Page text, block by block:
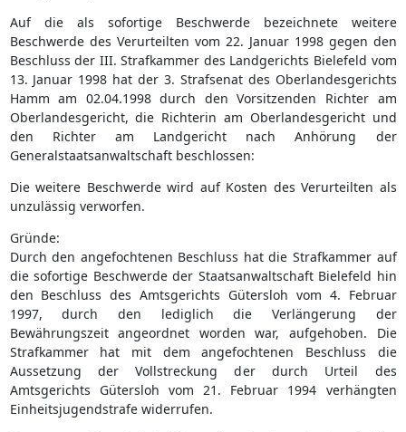
Auf die als sofortige Beschwerde bezeichnete weitere
Beschwerde des Verurteilten vom 22. Januar 1998 gegen den
Beschluss der III. Strafkammer des Landgerichts Bielefeld vom
13. Januar 1998 hat der 3. Strafsenat des Oberlandesgerichts
Hamm am 02.04.1998 durch den Vorsitzenden Richter am
Oberlandesgericht, die Richterin am Oberlandesgericht und
den Richter am Landgericht nach Anhörung der
Generalstaatsanwaltschaft beschlossen:
Die weitere Beschwerde wird auf Kosten des Verurteilten als
unzulässig verworfen.
Gründe:
Durch den angefochtenen Beschluss hat die Strafkammer auf
die sofortige Beschwerde der Staatsanwaltschaft Bielefeld hin
den Beschluss des Amtsgerichts Gütersloh vom 4. Februar
1997, durch den lediglich die Verlängerung der
Bewährungszeit angeordnet worden war, aufgehoben. Die
Strafkammer hat mit dem angefochtenen Beschluss die
Aussetzung der Vollstreckung der durch Urteil des
Amtsgerichts Gütersloh vom 21. Februar 1994 verhängten
Einheitsjugendstrafe widerrufen.